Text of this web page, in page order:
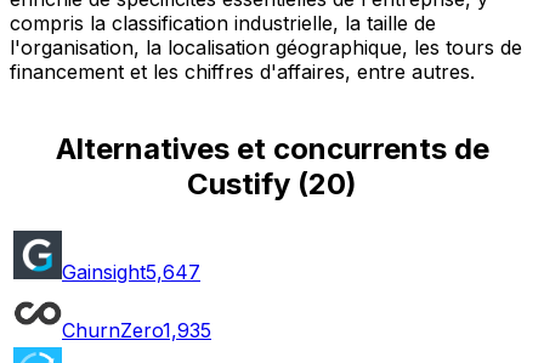
compris la classification industrielle, la taille de
l'organisation, la localisation géographique, les tours de
financement et les chiffres d'affaires, entre autres.
Alternatives et concurrents de
Custify (20)
Gainsight5,647
ChurnZero1,935